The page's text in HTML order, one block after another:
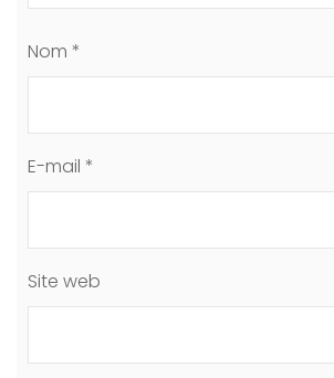
Nom *
E-mail *
Site web